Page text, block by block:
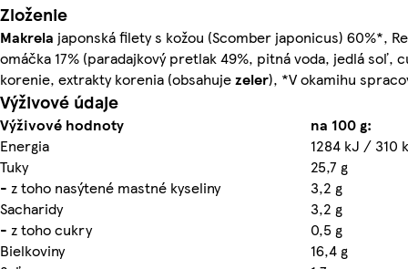
Zloženie
Makrela japonská filety s kožou (Scomber japonicus) 60%*,
omáčka 17% (paradajkový pretlak 49%, pitná voda, jedlá soľ,
korenie, extrakty korenia (obsahujezeler), *V okamihu
Výživové údaje
Výživové hodnoty
na 100 g:
Energia
1284 kJ / 310
Tuky
25,7 g
- z toho nasýtené mastné kyseliny
3,2 g
Sacharidy
3,2 g
- z toho cukry
0,5 g
Bielkoviny
16,4 g